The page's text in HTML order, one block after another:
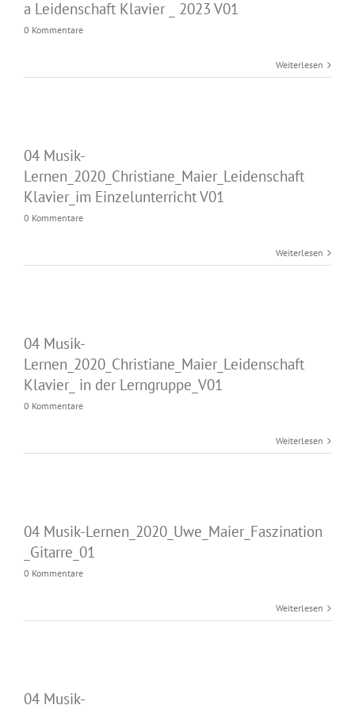
a Leidenschaft Klavier _ 2023 V01
0 Kommentare
Weiterlesen
04 Musik-
Lernen_2020_Christiane_Maier_Leidenschaft
Klavier_im Einzelunterricht V01
0 Kommentare
Weiterlesen
04 Musik-
Lernen_2020_Christiane_Maier_Leidenschaft
Klavier_ in der Lerngruppe_V01
0 Kommentare
Weiterlesen
04 Musik-Lernen_2020_Uwe_Maier_Faszination
_Gitarre_01
0 Kommentare
Weiterlesen
04 Musik-